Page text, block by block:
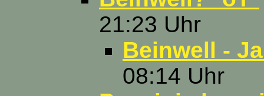
21:23 Uhr
Beinwell -
08:14 Uhr